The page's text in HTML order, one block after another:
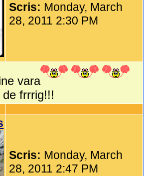
Scris: Monday, March
28, 2011 2:30 PM
vara
frrrig!!!
Scris: Monday, March
28, 2011 2:47 PM